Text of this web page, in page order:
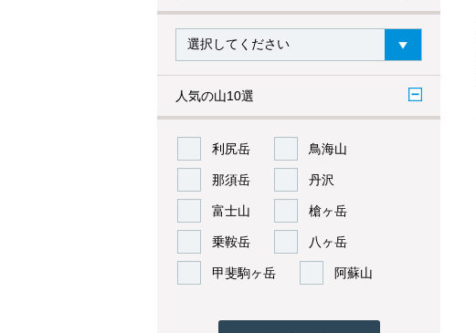
人気の山10選
利尻岳 鳥海山
那須岳 丹沢
富士山 槍ヶ岳
乗鞍岳 八ヶ岳
甲斐駒ヶ岳 阿蘇山